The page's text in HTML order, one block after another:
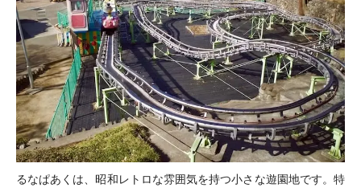
るなぱあくは、昭和レトロな雰囲気を持つ小さな遊園地です。特